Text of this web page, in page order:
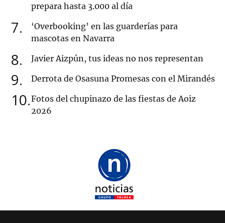
prepara hasta 3.000 al día
7
‘Overbooking’ en las guarderías para
mascotas en Navarra
8 Javier Aizpún, tus ideas no nos representan
9 Derrota de Osasuna Promesas con el Mirandés
10 Fotos del chupinazo de las fiestas de Aoiz
2026